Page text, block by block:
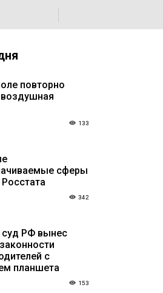
повторно
133
сферы
342
суд РФ вынес
с
планшета
153